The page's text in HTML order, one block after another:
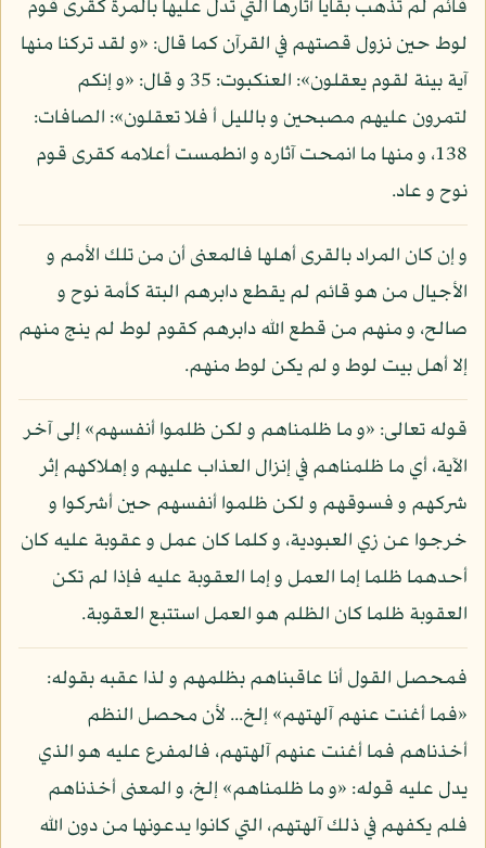
قائم لم تذهب بقايا آثارها التي تدل عليها بالمرة كقرى قوم
لوط حين نزول قصتهم في القرآن كما قال: «و لقد تركنا منها
آية بينة لقوم يعقلون»: العنكبوت: 35 و قال: «و إنكم
لتمرون عليهم مصبحين و بالليل أ فلا تعقلون»: الصافات:
138، و منها ما انمحت آثاره و انطمست أعلامه كقرى قوم
نوح و عاد.
و إن كان المراد بالقرى أهلها فالمعنى أن من تلك الأمم و
الأجيال من هو قائم لم يقطع دابرهم البتة كأمة نوح و
صالح، و منهم من قطع الله دابرهم كقوم لوط لم ينج منهم
إلا أهل بيت لوط و لم يكن لوط منهم.
قوله تعالى: «و ما ظلمناهم و لكن ظلموا أنفسهم» إلى آخر
الآية، أي ما ظلمناهم في إنزال العذاب عليهم و إهلاكهم إثر
شركهم و فسوقهم و لكن ظلموا أنفسهم حين أشركوا و
خرجوا عن زي العبودية، و كلما كان عمل و عقوبة عليه كان
أحدهما ظلما إما العمل و إما العقوبة عليه فإذا لم تكن
العقوبة ظلما كان الظلم هو العمل استتبع العقوبة.
فمحصل القول أنا عاقبناهم بظلمهم و لذا عقبه بقوله:
«فما أغنت عنهم آلهتهم» إلخ... لأن محصل النظم
أخذناهم فما أغنت عنهم آلهتهم، فالمفرع عليه هو الذي
يدل عليه قوله: «و ما ظلمناهم» إلخ، و المعنى أخذناهم
فلم يكفهم في ذلك آلهتهم، التي كانوا يدعونها من دون الله